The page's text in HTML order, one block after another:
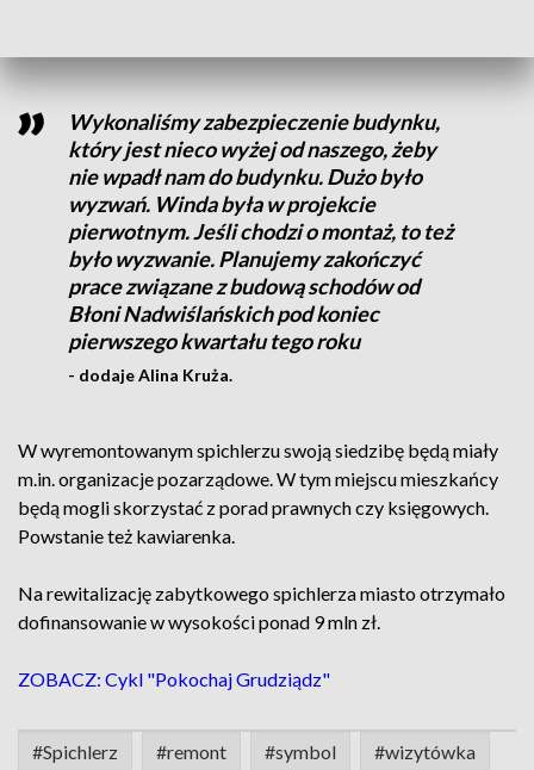
Wykonaliśmy zabezpieczenie budynku,
który jest nieco wyżej od naszego, żeby
nie wpadł nam do budynku. Dużo było
wyzwań. Winda była w projekcie
pierwotnym. Jeśli chodzi o montaż, to też
było wyzwanie. Planujemy zakończyć
prace związane z budową schodów od
Błoni Nadwiślańskich pod koniec
pierwszego kwartału tego roku
- dodaje Alina Kruża.
W wyremontowanym spichlerzu swoją siedzibę będą miały
m.in. organizacje pozarządowe. W tym miejscu mieszkańcy
będą mogli skorzystać z porad prawnych czy księgowych.
Powstanie też kawiarenka.
Na rewitalizację zabytkowego spichlerza miasto otrzymało
dofinansowanie w wysokości ponad 9 mln zł.
ZOBACZ: Cykl "Pokochaj Grudziądz"
#Spichlerz #remont #symbol #wizytówka